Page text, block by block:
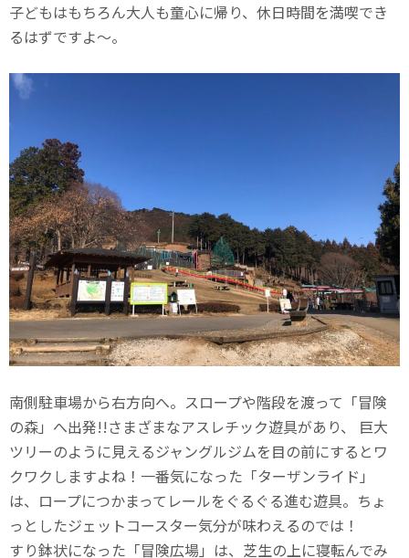
子どもはもちろん大人も童心に帰り、休日時間を満喫でき
るはずですよ〜。
南側駐車場から右方向へ。スロープや階段を渡って「冒険
の森」へ出発!!さまざまなアスレチック遊具があり、 巨大
ツリーのように見えるジャングルジムを目の前にするとワ
クワクしますよね！一番気になった「ターザンライド」
は、ロープにつかまってレールをぐるぐる進む遊具。ちょ
っとしたジェットコースター気分が味わえるのでは！
すり鉢状になった「冒険広場」は、芝生の上に寝転んでみ